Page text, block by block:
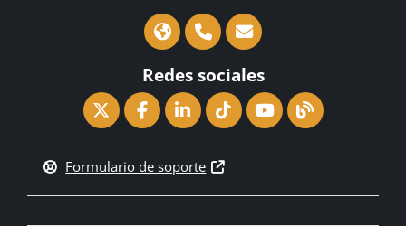
Redes sociales
Formulario de soporte